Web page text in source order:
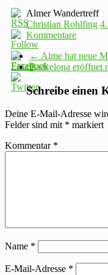
Almer Wandertreff
Christian Rohlfing
Kommentare
← Alme hat neue
Badcelona eröffnet
Schreibe einen
Deine E-Mail-Adresse
Felder sind mit * markiert
Kommentar *
Name *
E-Mail-Adresse *